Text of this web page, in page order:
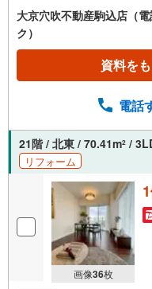
大京穴吹不動産駒込店（
ク）
資料を
電話
21階 / 北東 / 70.41m2 /
リフォーム
画像36枚